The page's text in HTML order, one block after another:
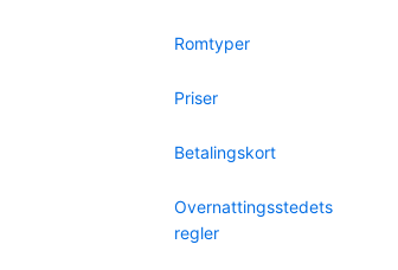
Romtyper
Priser
Betalingskort
Overnattingsstedets
regler